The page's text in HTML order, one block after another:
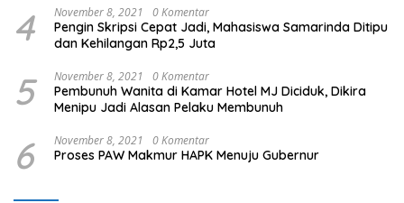
4 November 8, 2021 0 Komentar
Pengin Skripsi Cepat Jadi, Mahasiswa Samarinda Ditipu
dan Kehilangan Rp2,5 Juta
5 November 8, 2021 0 Komentar
Pembunuh Wanita di Kamar Hotel MJ Diciduk, Dikira
Menipu Jadi Alasan Pelaku Membunuh
6 November 8, 2021 0 Komentar
Proses PAW Makmur HAPK Menuju Gubernur